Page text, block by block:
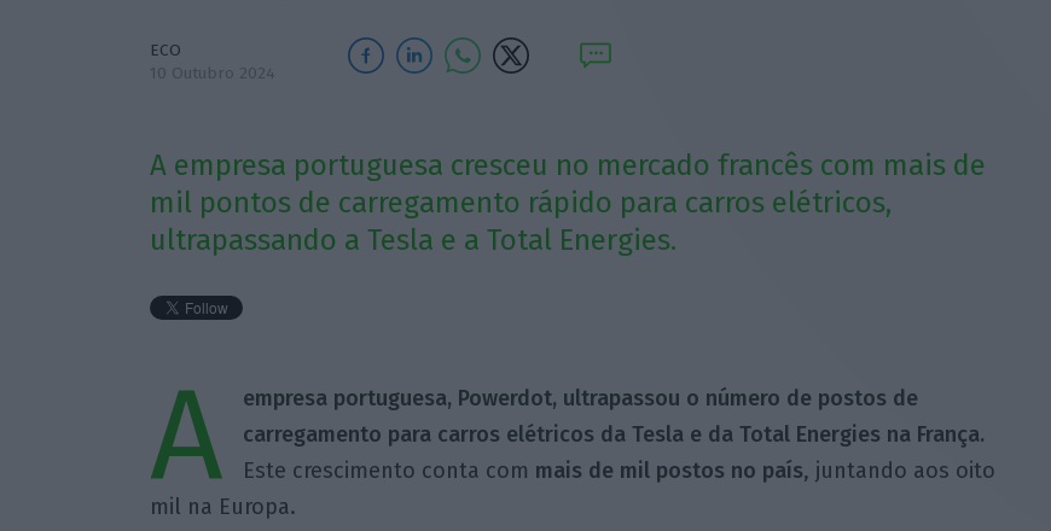
ECO
10 Outubro 2024
A empresa portuguesa cresceu no mercado francês com mais de
mil pontos de carregamento rápido para carros elétricos,
ultrapassando a Tesla e a Total Energies.
A
empresa portuguesa, Powerdot, ultrapassou o número de postos de
carregamento para carros elétricos da Tesla e da Total Energies na França.
Este crescimento conta com mais de mil postos no país, juntando aos oito
mil na Europa.